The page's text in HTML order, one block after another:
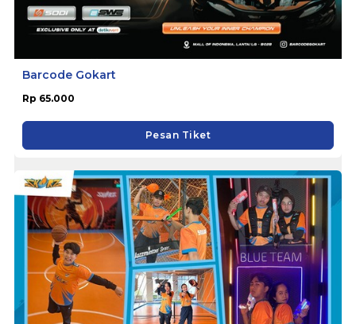
Barcode Gokart
Rp 65.000
Pesan Tiket